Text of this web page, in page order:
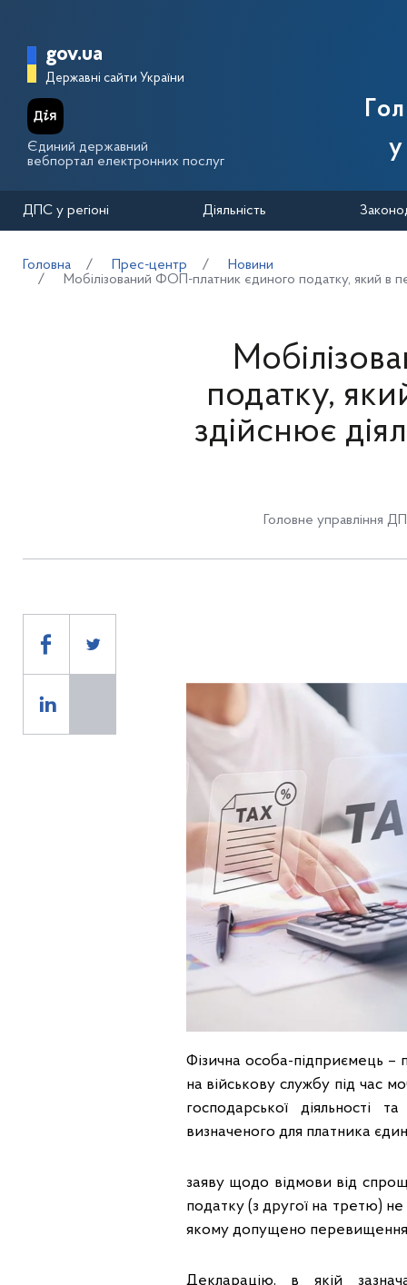
Головна сторінка Державної
gov.ua
Державні сайти України
Єдиний державний
вебпортал електронних послуг
ДПС у регіоні Діяльність
Головна Прес-центр
Новини
Мобілізований ФОП-платник єдиного податку, який в
податку,
здійснює
Головне управління
Фізична особа-підприємець –
на військову службу під час
господарської
визначеного для платника
заяву щодо відмови від
податку (з другої на третю)
якому допущено
Декларацію, в якій